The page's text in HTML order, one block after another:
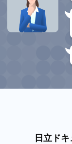
日立ド